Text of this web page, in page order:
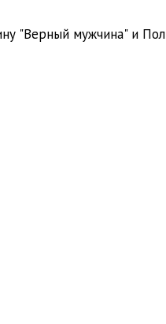
"Верный мужчина" и Пол